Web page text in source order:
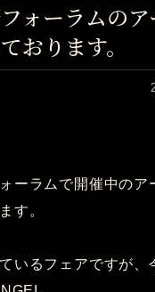
ォーラムのア
おります。
ーラムで開催中のア
す。
いるフェアですが、